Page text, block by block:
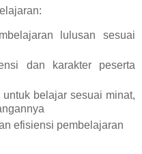
lulusan sesuai
dan karakter peserta
belajar sesuai minat,
efisiensi pembelajaran